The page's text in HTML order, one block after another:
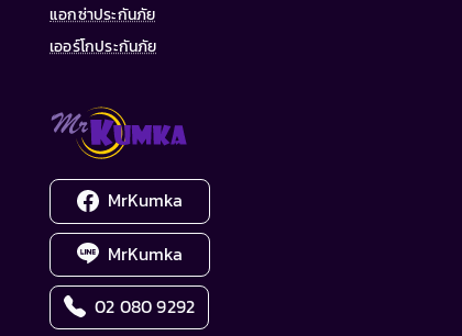
แอกซ่าประกันภัย
เออร์โกประกันภัย
MrKumka
MrKumka
02 080 9292